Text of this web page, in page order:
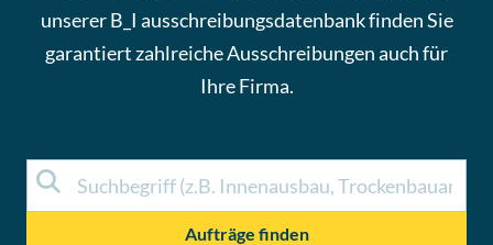
unserer B_I ausschreibungsdatenbank finden Sie
garantiert zahlreiche Ausschreibungen auch für
Ihre Firma.
Aufträge finden